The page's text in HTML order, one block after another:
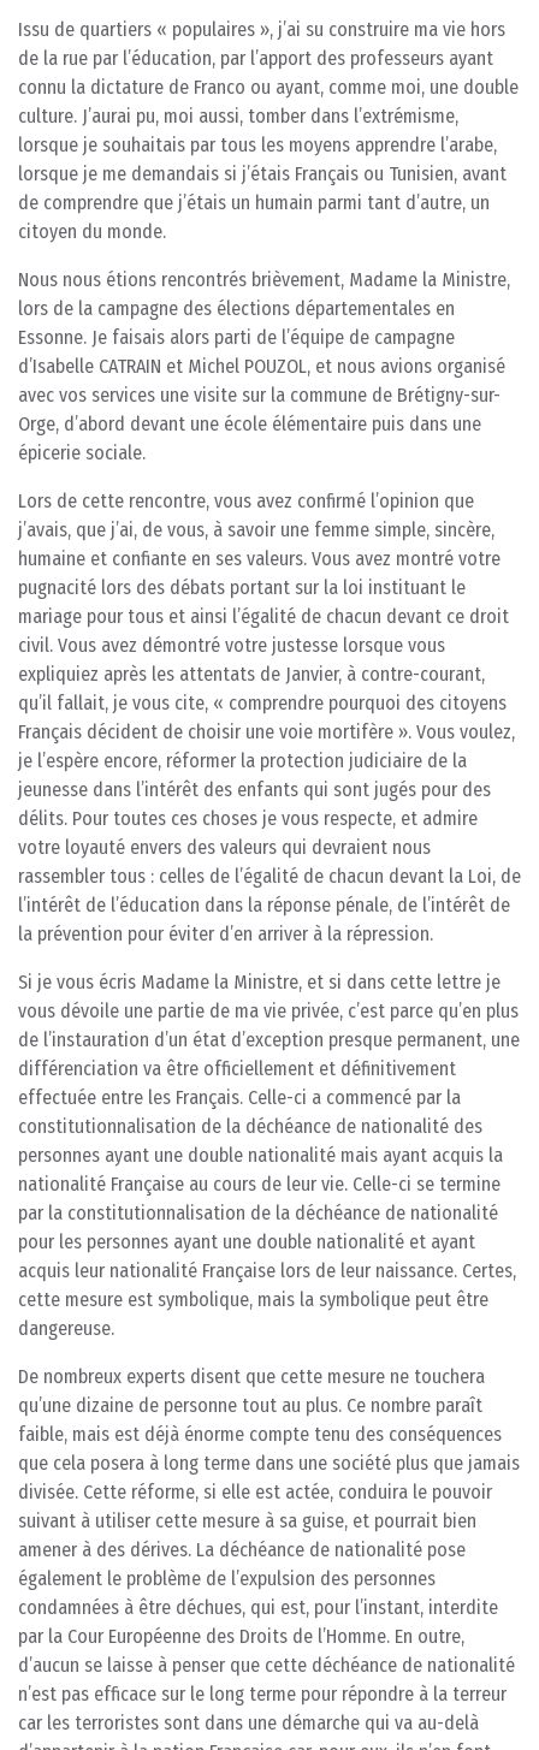
Issu de quartiers « populaires », j’ai su construire ma vie hors
de la rue par l’éducation, par l’apport des professeurs ayant
connu la dictature de Franco ou ayant, comme moi, une double
culture. J’aurai pu, moi aussi, tomber dans l’extrémisme,
lorsque je souhaitais par tous les moyens apprendre l’arabe,
lorsque je me demandais si j’étais Français ou Tunisien, avant
de comprendre que j’étais un humain parmi tant d’autre, un
citoyen du monde.
Nous nous étions rencontrés brièvement, Madame la Ministre,
lors de la campagne des élections départementales en
Essonne. Je faisais alors parti de l’équipe de campagne
d’Isabelle CATRAIN et Michel POUZOL, et nous avions organisé
avec vos services une visite sur la commune de Brétigny-sur-
Orge, d’abord devant une école élémentaire puis dans une
épicerie sociale.
Lors de cette rencontre, vous avez confirmé l’opinion que
j’avais, que j’ai, de vous, à savoir une femme simple, sincère,
humaine et confiante en ses valeurs. Vous avez montré votre
pugnacité lors des débats portant sur la loi instituant le
mariage pour tous et ainsi l’égalité de chacun devant ce droit
civil. Vous avez démontré votre justesse lorsque vous
expliquiez après les attentats de Janvier, à contre-courant,
qu’il fallait, je vous cite, « comprendre pourquoi des citoyens
Français décident de choisir une voie mortifère ». Vous voulez,
je l’espère encore, réformer la protection judiciaire de la
jeunesse dans l’intérêt des enfants qui sont jugés pour des
délits. Pour toutes ces choses je vous respecte, et admire
votre loyauté envers des valeurs qui devraient nous
rassembler tous : celles de l’égalité de chacun devant la Loi, de
l’intérêt de l’éducation dans la réponse pénale, de l’intérêt de
la prévention pour éviter d’en arriver à la répression.
Si je vous écris Madame la Ministre, et si dans cette lettre je
vous dévoile une partie de ma vie privée, c’est parce qu’en plus
de l’instauration d’un état d’exception presque permanent, une
différenciation va être officiellement et définitivement
effectuée entre les Français. Celle-ci a commencé par la
constitutionnalisation de la déchéance de nationalité des
personnes ayant une double nationalité mais ayant acquis la
nationalité Française au cours de leur vie. Celle-ci se termine
par la constitutionnalisation de la déchéance de nationalité
pour les personnes ayant une double nationalité et ayant
acquis leur nationalité Française lors de leur naissance. Certes,
cette mesure est symbolique, mais la symbolique peut être
dangereuse.
De nombreux experts disent que cette mesure ne touchera
qu’une dizaine de personne tout au plus. Ce nombre paraît
faible, mais est déjà énorme compte tenu des conséquences
que cela posera à long terme dans une société plus que jamais
divisée. Cette réforme, si elle est actée, conduira le pouvoir
suivant à utiliser cette mesure à sa guise, et pourrait bien
amener à des dérives. La déchéance de nationalité pose
également le problème de l’expulsion des personnes
condamnées à être déchues, qui est, pour l’instant, interdite
par la Cour Européenne des Droits de l’Homme. En outre,
d’aucun se laisse à penser que cette déchéance de nationalité
n’est pas efficace sur le long terme pour répondre à la terreur
car les terroristes sont dans une démarche qui va au-delà